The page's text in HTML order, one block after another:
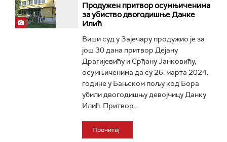
Продужен притвор осумњиченима
за убиство двогодишње Данке
Илић
Виши суд у Зајечару продужио је за
још 30 дана притвор Дејану
Драгијевићу и Срђану Јанковићу,
осумњиченима да су 26. марта 2024.
године у Бањском пољу код Бора
убили двогодишњу девојчицу Данку
Илић. Притвор...
Прочитај